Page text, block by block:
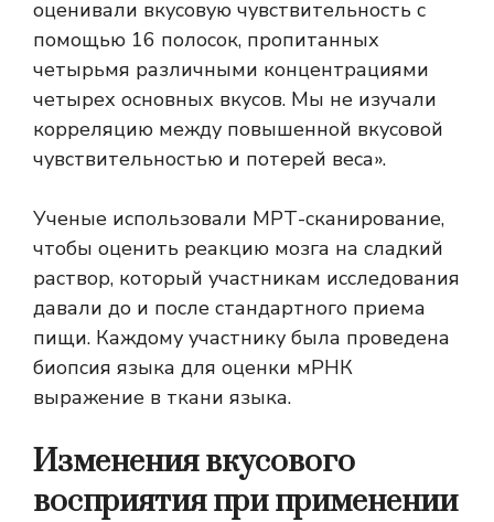
оценивали вкусовую чувствительность с
помощью 16 полосок, пропитанных
четырьмя различными концентрациями
четырех основных вкусов. Мы не изучали
корреляцию между повышенной вкусовой
чувствительностью и потерей веса».
Ученые использовали МРТ-сканирование,
чтобы оценить реакцию мозга на сладкий
раствор, который участникам исследования
давали до и после стандартного приема
пищи. Каждому участнику была проведена
биопсия языка для оценки мРНК
выражение в ткани языка.
Изменения вкусового
восприятия при применении